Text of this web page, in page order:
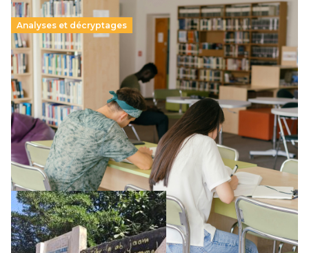
Analyses et décryptages
Supérieur privé : une dérive qui met à mal la
promesse républicaine
11 juillet 2026-
Le projet de loi sur la régulation de l’enseignement
supérieur privé met en lumière l’amplification d’un système
qui relègue l’acte pédagogique au superfétatoire, voire à…
Lire la suite →